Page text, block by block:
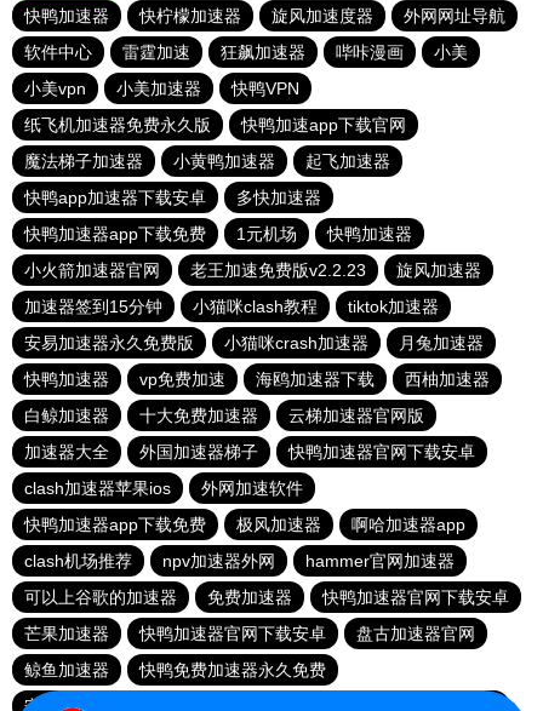
快鸭加速器
快柠檬加速器 旋风加速度器
外网网址导航
软件中心
雷霆加速 狂飙加速器 哔咔漫画
小美
小美vpn
小美加速器
快鸭VPN
纸飞机加速器免费永久版
快鸭加速app下载官网
魔法梯子加速器
小黄鸭加速器
起飞加速器
快鸭app加速器下载安卓
多快加速器
快鸭加速器app下载免费
1元机场
快鸭加速器
小火箭加速器官网
老王加速免费版v2.2.23
旋风加速器
加速器签到15分钟
小猫咪clash教程
tiktok加速器
安易加速器永久免费版
小猫咪crash加速器
月兔加速器
快鸭加速器
vp免费加速 海鸥加速器下载
西柚加速器
白鲸加速器
十大免费加速器
云梯加速器官网版
加速器大全
外国加速器梯子
快鸭加速器官网下载安卓
clash加速器苹果ios
外网加速软件
快鸭加速器app下载免费
极风加速器
啊哈加速器app
clash机场推荐
npv加速器外网
hammer官网加速器
可以上谷歌的加速器
免费加速器
快鸭加速器官网下载安卓
芒果加速器
快鸭加速器官网下载安卓
盘古加速器官网
鲸鱼加速器
快鸭免费加速器永久免费
安易加速器下载官网最新版2024